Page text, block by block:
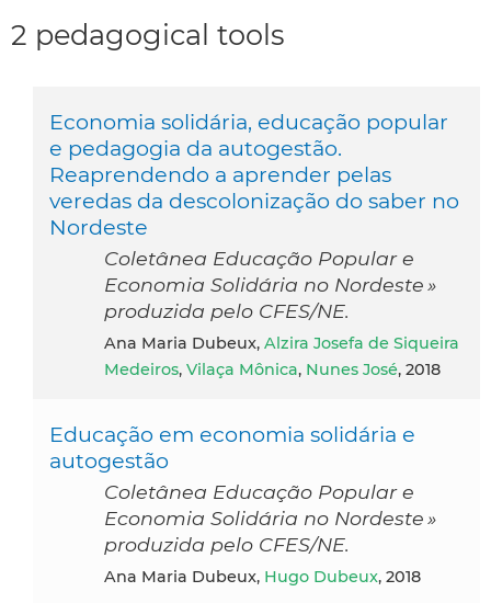
2 pedagogical tools
Economia solidária, educação popular
e pedagogia da autogestão.
Reaprendendo a aprender pelas
veredas da descolonização do saber no
Nordeste
Coletânea Educação Popular e
Economia Solidária no Nordeste »
produzida pelo CFES/NE.
Ana Maria Dubeux, Alzira Josefa de Siqueira
Medeiros, Vilaça Mônica, Nunes José, 2018
Educação em economia solidária e
autogestão
Coletânea Educação Popular e
Economia Solidária no Nordeste »
produzida pelo CFES/NE.
Ana Maria Dubeux, Hugo Dubeux, 2018